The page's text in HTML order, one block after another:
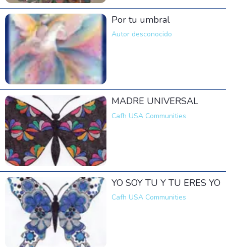
Por tu umbral
Autor desconocido
MADRE UNIVERSAL
Cafh USA Communities
YO SOY TU Y TU ERES YO
Cafh USA Communities